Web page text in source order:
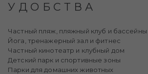
УДОБСТВА
Частный пляж, пляжный клуб и бассейны
Йога, тренажерный зал и фитнес
Частный кинотеатр и клубный дом
Детский парк и спортивные зоны
Парки для домашних животных